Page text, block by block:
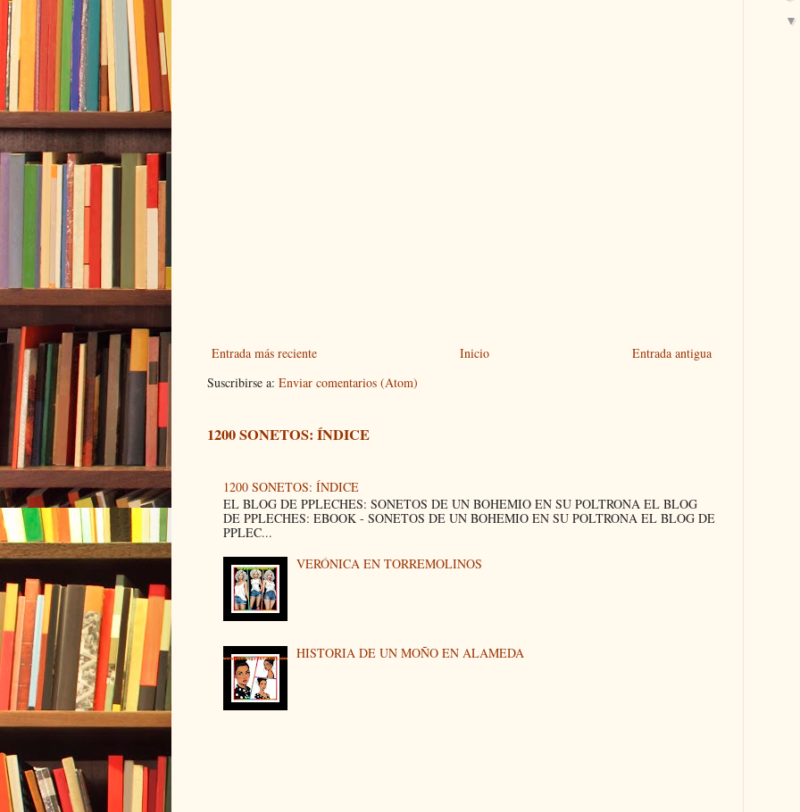
Entrada más reciente Entrada antigua
Inicio
Suscribirse a: Enviar comentarios (Atom)
1200 SONETOS: ÍNDICE
1200 SONETOS: ÍNDICE
EL BLOG DE PPLECHES: SONETOS DE UN BOHEMIO EN SU POLTRONA EL BLOG
DE PPLECHES: EBOOK - SONETOS DE UN BOHEMIO EN SU POLTRONA EL BLOG DE
PPLEC...
VERÓNICA EN TORREMOLINOS
HISTORIA DE UN MOÑO EN ALAMEDA